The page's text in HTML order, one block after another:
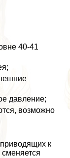
40-41
давление;
возможно
к